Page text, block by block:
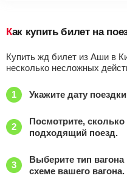
Как купить билет на
Купить жд билет из Аши в
несколько несложных
Укажите дату
Посмотрите,
подходящий поезд.
Выберите тип вагона
схеме вашего вагона.